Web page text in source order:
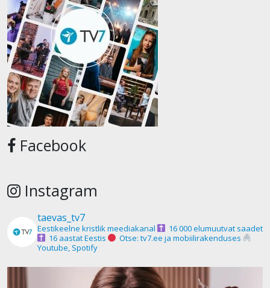
Facebook
Instagram
taevas_tv7
Eestikeelne kristlik meediakanal
16 000 elumuutvat saadet
16 aastat Eestis
Otse: tv7.ee ja mobiilirakenduses
Youtube, Spotify